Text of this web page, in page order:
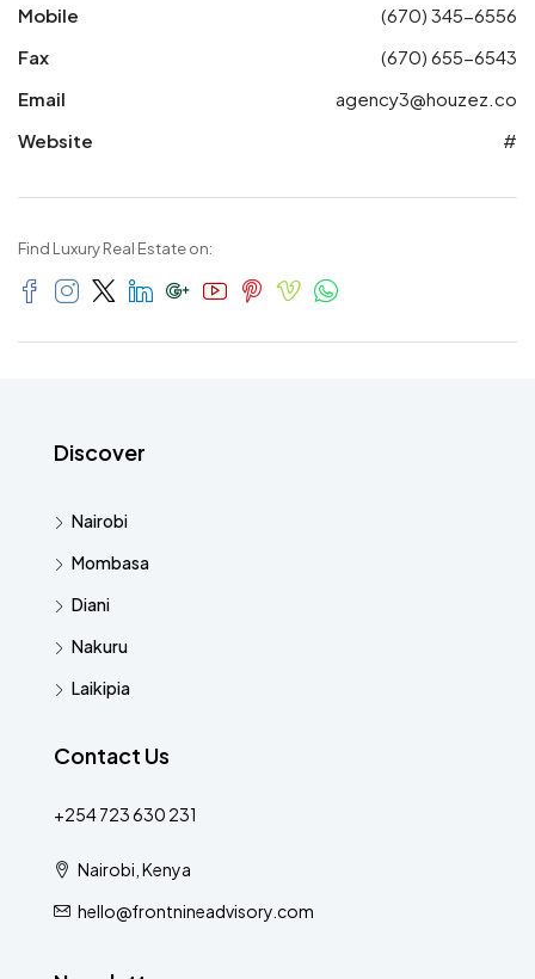
Mobile
(670) 345-6556
Fax
(670) 655-6543
Email
agency3@houzez.co
Website
#
Find Luxury Real Estate on:
Discover
Nairobi
Mombasa
Diani
Nakuru
Laikipia
Contact Us
+254 723 630 231
Nairobi, Kenya
hello@frontnineadvisory.com